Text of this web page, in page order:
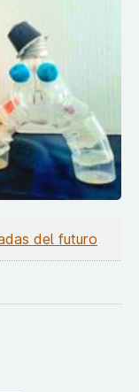
del futuro